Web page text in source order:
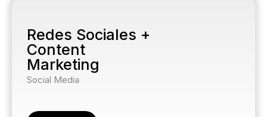
Redes Sociales +
Content
Marketing
Social Media